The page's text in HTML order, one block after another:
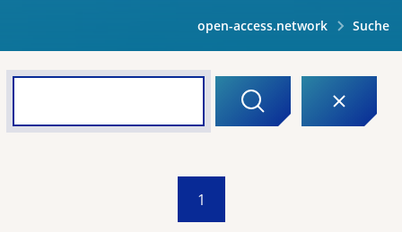
open-access.network Suche
1